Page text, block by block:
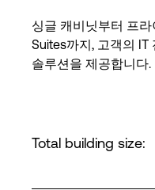
싱글 캐비닛부터 프
Suites까지, 고객의 IT
솔루션을 제공합니다.
Total building size: